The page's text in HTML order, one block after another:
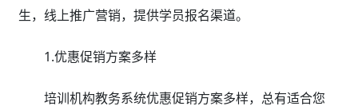
生，线上推广营销，提供学员报名渠道。
1.优惠促销方案多样
培训机构教务系统优惠促销方案多样，总有适合您